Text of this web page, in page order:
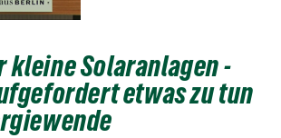
kleine Solaranlagen -
etwas zu tun